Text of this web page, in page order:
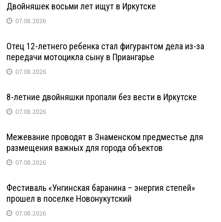
Двойняшек восьми лет ищут в Иркутске
07.08.2026
Отец 12-летнего ребенка стал фигурантом дела из-за
передачи мотоцикла сыну в Приангарье
07.08.2026
8-летние двойняшки пропали без вести в Иркутске
07.08.2026
Межевание проводят в Знаменском предместье для
размещения важных для города объектов
07.08.2026
Фестиваль «Унгинская баранина – энергия степей»
прошел в поселке Новонукутский
07.08.2026